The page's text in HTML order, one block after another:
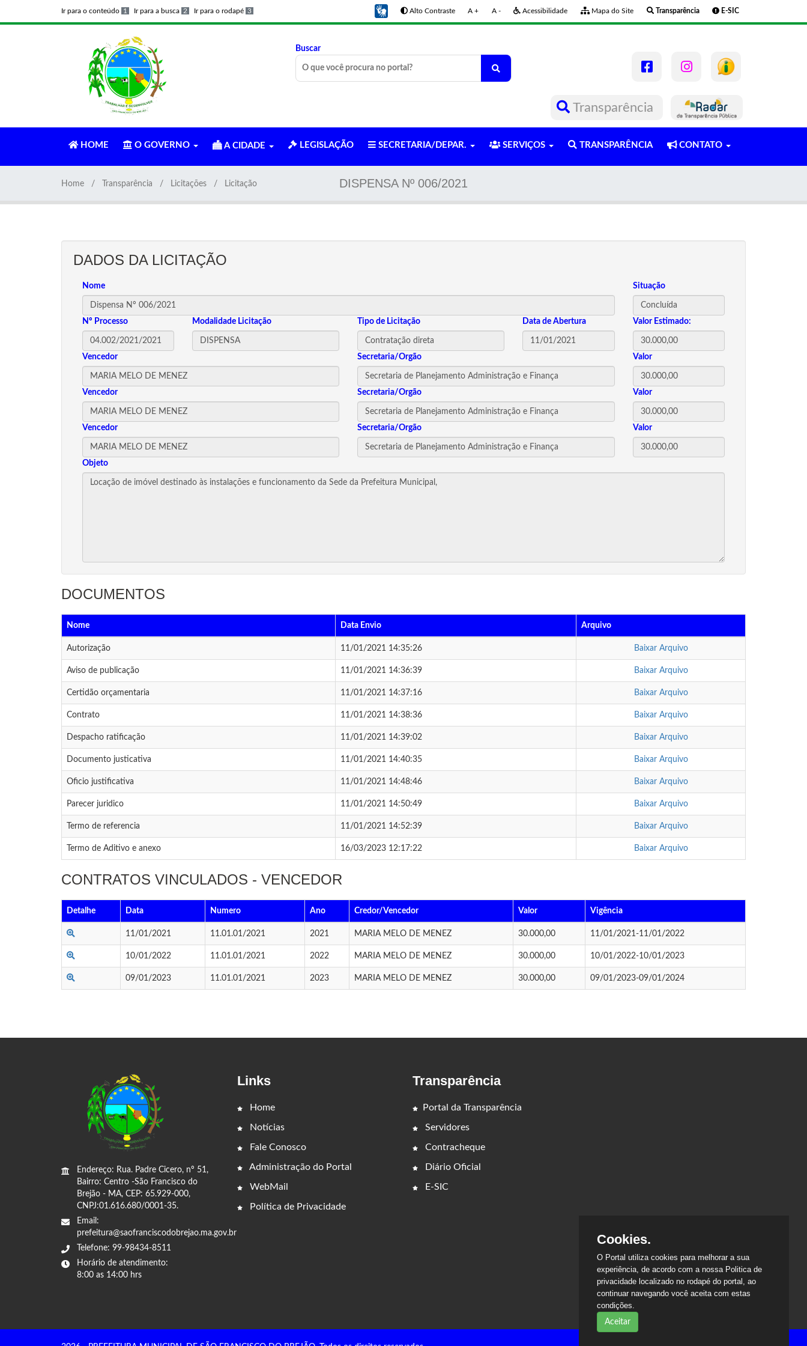
Ir para o conteúdo 1 Ir para a busca 2 Ir para o rodapé 3 Alto Contraste A + A - Acessibilidade Mapa do Site Transparência E-SIC
Buscar
Transparência
HOME O GOVERNO A CIDADE LEGISLAÇÃO SECRETARIA/DEPAR. SERVIÇOS TRANSPARÊNCIA CONTATO
DISPENSA Nº 006/2021
Home Transparência Licitações Licitação
DADOS DA LICITAÇÃO
Nome Situação
Nº Processo Modalidade Licitação Tipo de Licitação Data de Abertura Valor Estimado:
Vencedor Secretaria/Orgão Valor
Vencedor Secretaria/Orgão Valor
Vencedor Secretaria/Orgão Valor
Objeto
DOCUMENTOS
Nome Data Envio Arquivo
Autorização 11/01/2021 14:35:26 Baixar Arquivo
Aviso de publicação 11/01/2021 14:36:39 Baixar Arquivo
Certidão orçamentaria 11/01/2021 14:37:16 Baixar Arquivo
Contrato 11/01/2021 14:38:36 Baixar Arquivo
Despacho ratificação 11/01/2021 14:39:02 Baixar Arquivo
Documento justicativa 11/01/2021 14:40:35 Baixar Arquivo
Oficio justificativa 11/01/2021 14:48:46 Baixar Arquivo
Parecer juridico 11/01/2021 14:50:49 Baixar Arquivo
Termo de referencia 11/01/2021 14:52:39 Baixar Arquivo
Termo de Aditivo e anexo 16/03/2023 12:17:22 Baixar Arquivo
CONTRATOS VINCULADOS - VENCEDOR
Detalhe Data Numero Ano Credor/Vencedor Valor Vigência
11/01/2021 11.01.01/2021 2021 MARIA MELO DE MENEZ 30.000,00 11/01/2021-11/01/2022
10/01/2022 11.01.01/2021 2022 MARIA MELO DE MENEZ 30.000,00 10/01/2022-10/01/2023
09/01/2023 11.01.01/2021 2023 MARIA MELO DE MENEZ 30.000,00 09/01/2023-09/01/2024
Endereço: Rua. Padre Cicero, nº 51,
Bairro: Centro -São Francisco do
Brejão - MA, CEP: 65.929-000,
CNPJ:01.616.680/0001-35.
Email:
prefeitura@saofranciscodobrejao.ma.gov.br
Telefone: 99-98434-8511
Horário de atendimento:
8:00 as 14:00 hrs
Links
Home
Notícias
Fale Conosco
Administração do Portal
WebMail
Política de Privacidade
Transparência
Portal da Transparência
Servidores
Contracheque
Diário Oficial
E-SIC
Cookies.
O Portal utiliza cookies para melhorar a sua
experiência, de acordo com a nossa Politica de
privacidade localizado no rodapé do portal, ao
continuar navegando você aceita com estas
condições.
Aceitar